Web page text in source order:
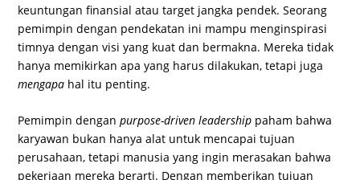
keuntungan finansial atau target jangka pendek. Seorang
pemimpin dengan pendekatan ini mampu menginspirasi
timnya dengan visi yang kuat dan bermakna. Mereka tidak
hanya memikirkan apa yang harus dilakukan, tetapi juga
mengapa hal itu penting.
Pemimpin denganpurpose-driven leadership paham bahwa
karyawan bukan hanya alat untuk mencapai tujuan
perusahaan, tetapi manusia yang ingin merasakan bahwa
pekerjaan mereka berarti. Dengan memberikan tujuan